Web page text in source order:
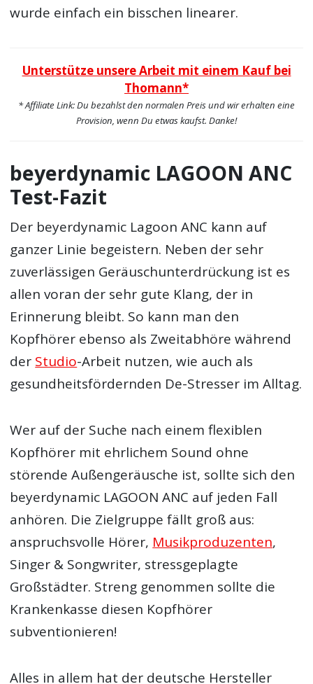
wurde einfach ein bisschen linearer.
Unterstütze unsere Arbeit mit einem Kauf bei
Thomann*
* Affiliate Link: Du bezahlst den normalen Preis und wir erhalten eine
Provision, wenn Du etwas kaufst. Danke!
beyerdynamic LAGOON ANC
Test-Fazit
Der beyerdynamic Lagoon ANC kann auf
ganzer Linie begeistern. Neben der sehr
zuverlässigen Geräuschunterdrückung ist es
allen voran der sehr gute Klang, der in
Erinnerung bleibt. So kann man den
Kopfhörer ebenso als Zweitabhöre während
der Studio-Arbeit nutzen, wie auch als
gesundheitsfördernden De-Stresser im Alltag.
Wer auf der Suche nach einem flexiblen
Kopfhörer mit ehrlichem Sound ohne
störende Außengeräusche ist, sollte sich den
beyerdynamic LAGOON ANC auf jeden Fall
anhören. Die Zielgruppe fällt groß aus:
anspruchsvolle Hörer, Musikproduzenten,
Singer & Songwriter, stressgeplagte
Großstädter. Streng genommen sollte die
Krankenkasse diesen Kopfhörer
subventionieren!
Alles in allem hat der deutsche Hersteller